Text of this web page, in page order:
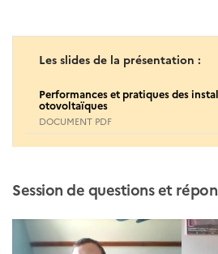
Les slides de la présentation :
Performances et pratiques des
otovoltaïques
DOCUMENT PDF
Session de questions et